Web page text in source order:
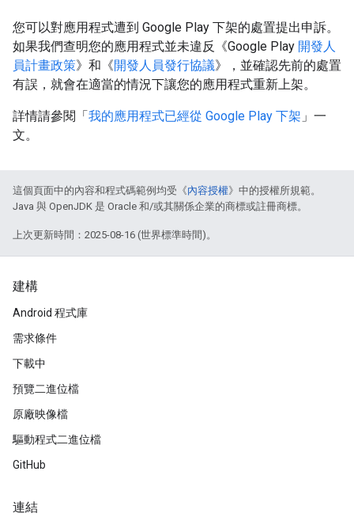
您可以對應用程式遭到 Google Play 下架的處置提出申訴。
如果我們查明您的應用程式並未違反《Google Play 開發人
員計畫政策》和《開發人員發行協議》，並確認先前的處置
有誤，就會在適當的情況下讓您的應用程式重新上架。
詳情請參閱「我的應用程式已經從 Google Play 下架 」一
文。
這個頁面中的內容和程式碼範例均受《內容授權》中的授權所規範。
Java 與 OpenJDK 是 Oracle 和/或其關係企業的商標或註冊商標。
上次更新時間：2025-08-16 (世界標準時間)。
建構
Android 程式庫
需求條件
下載中
預覽二進位檔
原廠映像檔
驅動程式二進位檔
GitHub
連結